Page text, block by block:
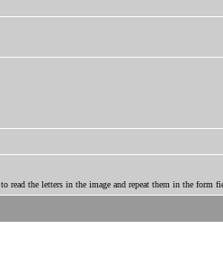
read the letters in the image and repeat them in the form